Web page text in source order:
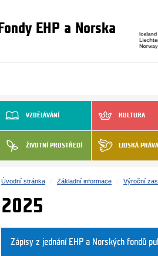
Fondy EHP a Norska
VZDĚLÁVÁNÍ KULTURA
ŽIVOTNÍ PROSTŘEDÍ LIDSKÁ PRÁVA
Úvodní stránka Základní informace Výroční
2025
Zápisy z jednání EHP a Norských fondů